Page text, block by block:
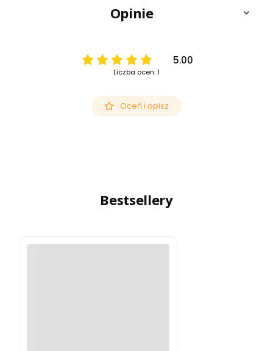
Opinie
5.00
Liczba ocen: 1
Oceń i opisz
Bestsellery